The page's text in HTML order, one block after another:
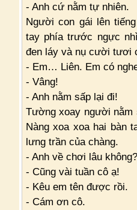
- Anh cứ nằm tự nhiên.
Người con gái lên
tay phía trước ngực
đen láy và nụ cười tươi
- Em… Liên. Em có
- Vâng!
- Anh nằm sấp lại đi!
Tường xoay người nằm
Nàng xoa xoa hai bàn
lưng trần của chàng.
- Anh về chơi lâu không?
- Cũng vài tuần cô ạ!
- Kêu em tên được rồi.
- Cám ơn cô.